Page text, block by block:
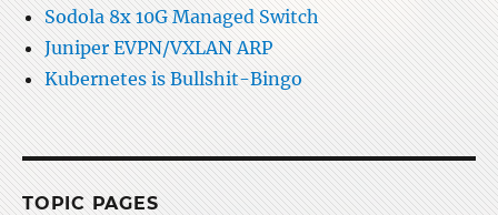
Sodola 8x 10G Managed Switch
Juniper EVPN/VXLAN ARP
Kubernetes is Bullshit-Bingo
TOPIC PAGES